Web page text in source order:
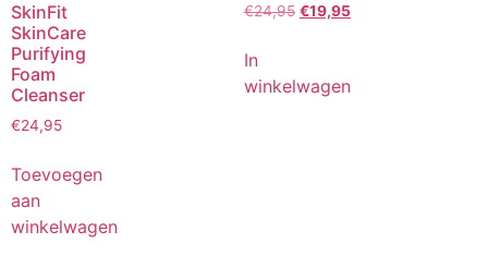
SkinFit
SkinCare
Purifying
Foam
Cleanser
€24,95
Toevoegen
aan
winkelwagen
€24,95 €19,95
In
winkelwagen